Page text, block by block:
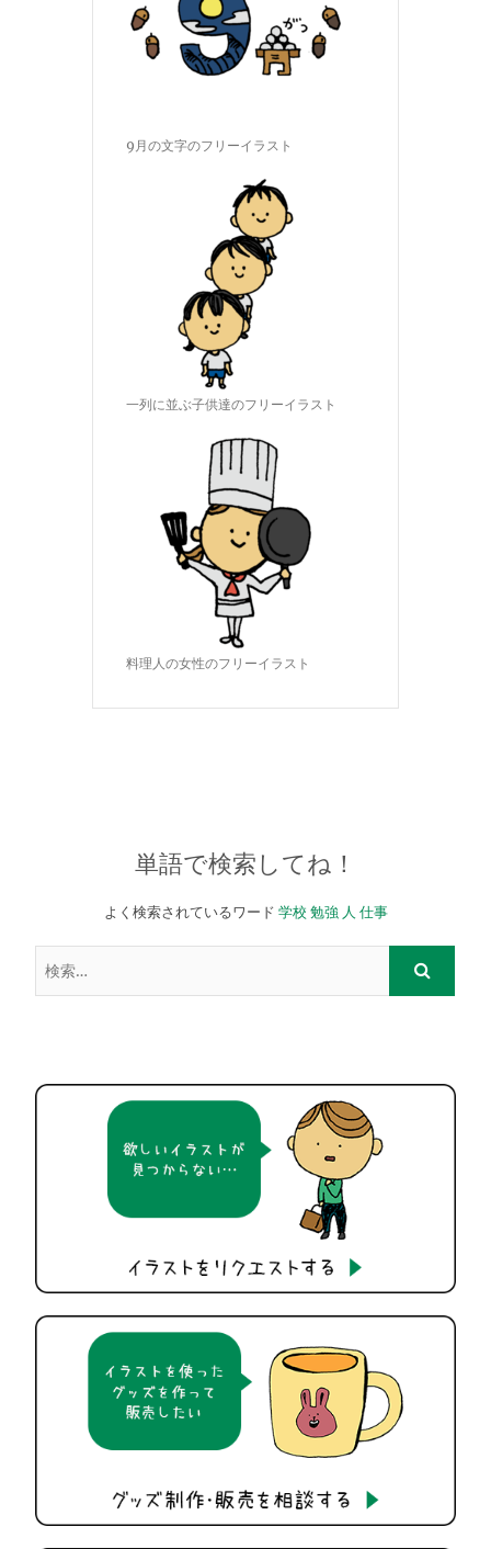
9月の文字のフリーイラスト
一列に並ぶ子供達のフリーイラスト
料理人の女性のフリーイラスト
単語で検索してね！
よく検索されているワード 学校 勉強 人 仕事